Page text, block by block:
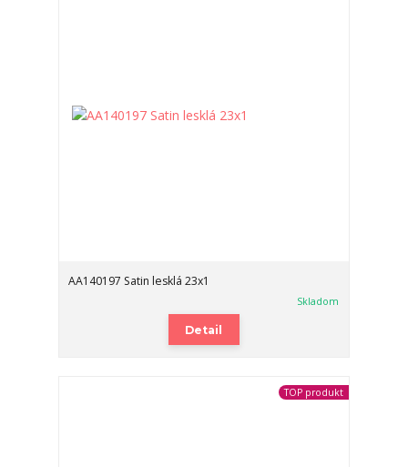
AA140197 Satin lesklá 23x1
Skladom
Detail
TOP produkt